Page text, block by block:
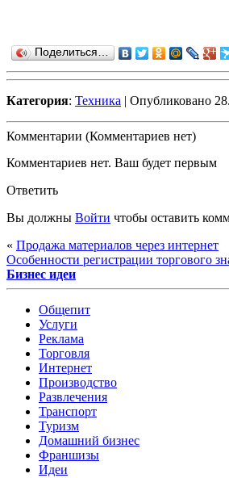
Поделиться…
Категория: Техника | Опубликовано
Комментарии (Комментариев нет)
Комментариев нет. Ваш будет первым
Ответить
Вы должны Войти чтобы оставить
« Продажа материалов через интернет
Особенности регистрации торгового
Бизнес идеи
Общепит
Услуги
Реклама
Торговля
Интернет
Производство
Развлечения
Транспорт
Туризм
Домашний бизнес
Франшизы
Идеи